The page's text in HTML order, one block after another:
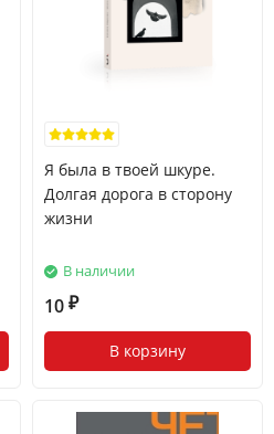
Я была в твоей шкуре.
Долгая дорога в сторону
жизни
В наличии
10 ₽
В корзину